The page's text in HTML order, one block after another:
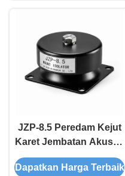
JZP-8.5 Peredam Kejut
Karet Jembatan Akustik
Pencegahan Suara
Peredam Api Dudukan
Dapatkan Harga Terbaik